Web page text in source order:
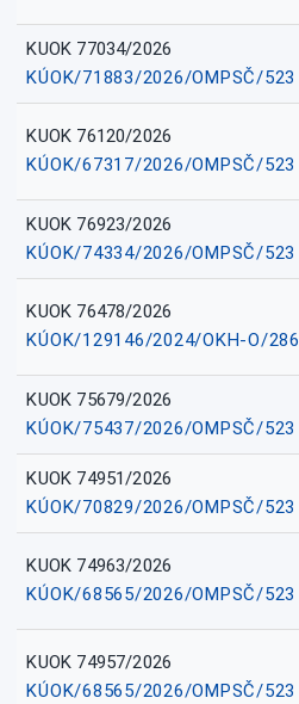
KUOK 77034/2026
KÚOK/71883/2026/OMPSČ/523
KUOK 76120/2026
KÚOK/67317/2026/OMPSČ/523
KUOK 76923/2026
KÚOK/74334/2026/OMPSČ/523
KUOK 76478/2026
KÚOK/129146/2024/OKH-O/286
KUOK 75679/2026
KÚOK/75437/2026/OMPSČ/523
KUOK 74951/2026
KÚOK/70829/2026/OMPSČ/523
KUOK 74963/2026
KÚOK/68565/2026/OMPSČ/523
KUOK 74957/2026
KÚOK/68565/2026/OMPSČ/523